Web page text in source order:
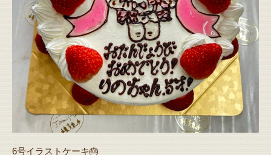
6号イラストケーキ🎂